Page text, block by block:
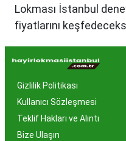
Lokması İstanbul
fiyatlarını
Hayır
Neden
İstanbul, tarih ve kültür
şehir olmasıyla
zenginleşmiştir. Hayır
Gizlilik Politikası
Kullanıcı Sözleşmesi
Teklif Hakları ve Alıntı
Bize Ulaşın